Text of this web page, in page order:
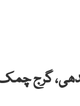
گرج چمک